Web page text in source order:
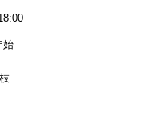
始